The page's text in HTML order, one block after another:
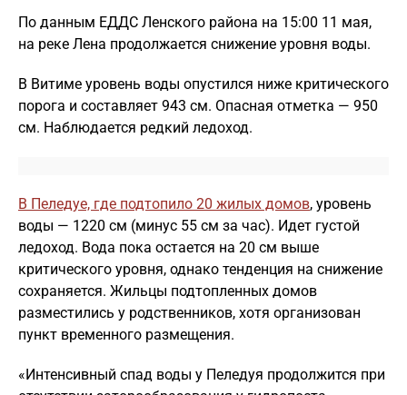
По данным ЕДДС Ленского района на 15:00 11 мая,
на реке Лена продолжается снижение уровня воды.
В Витиме уровень воды опустился ниже критического
порога и составляет 943 см. Опасная отметка — 950
см. Наблюдается редкий ледоход.
В Пеледуе, где подтопило 20 жилых домов, уровень
воды — 1220 см (минус 55 см за час). Идет густой
ледоход. Вода пока остается на 20 см выше
критического уровня, однако тенденция на снижение
сохраняется. Жильцы подтопленных домов
разместились у родственников, хотя организован
пункт временного размещения.
«Интенсивный спад воды у Пеледуя продолжится при